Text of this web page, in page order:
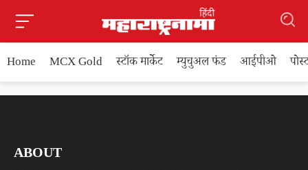
Home MCX Gold स्टॉक मार्केट म्युचुअल फंड आईपीओ
ABOUT